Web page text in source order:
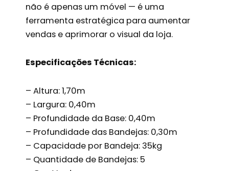
não é apenas um móvel — é uma
ferramenta estratégica para aumentar
vendas e aprimorar o visual da loja.
Especificações Técnicas:
– Altura: 1,70m
– Largura: 0,40m
– Profundidade da Base: 0,40m
– Profundidade das Bandejas: 0,30m
– Capacidade por Bandeja: 35kg
– Quantidade de Bandejas: 5